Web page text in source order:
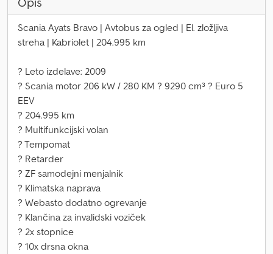
Scania Ayats Bravo | Avtobus za ogled | El. zložljiva
streha | Kabriolet | 204.995 km
? Leto izdelave: 2009
? Scania motor 206 kW / 280 KM ? 9290 cm³ ? Euro 5
EEV
? 204.995 km
? Multifunkcijski volan
? Tempomat
? Retarder
? ZF samodejni menjalnik
? Klimatska naprava
? Webasto dodatno ogrevanje
? Klančina za invalidski voziček
? 2x stopnice
? 10x drsna okna